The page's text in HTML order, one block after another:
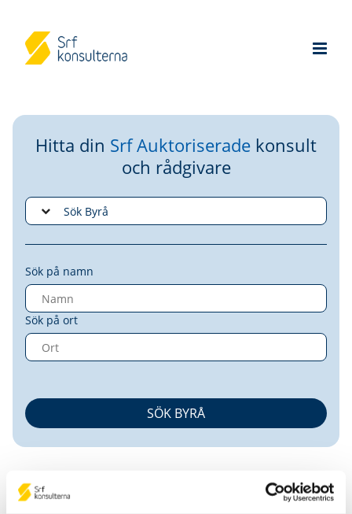
Hitta din Srf Auktoriserade konsult
och rådgivare
Sök på namn
Sök på ort